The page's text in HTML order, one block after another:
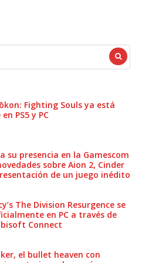
Fighting Souls ya está
PS5 y PC
su presencia en la Gamescom
sobre Aion 2, Cinder
de un juego inédito
The Division Resurgence se
en PC a través de
Connect
el bullet heaven con